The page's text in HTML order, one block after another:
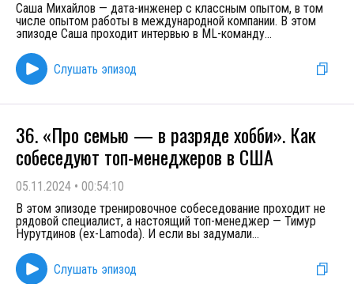
Саша Михайлов — дата-инженер с классным опытом, в том
числе опытом работы в международной компании. В этом
эпизоде Саша проходит интервью в ML-команду...
Слушать эпизод
36. «Про семью — в разряде хобби». Как
собеседуют топ-менеджеров в США
05.11.2024 • 00:54:10
В этом эпизоде тренировочное собеседование проходит не
рядовой специалист, а настоящий топ-менеджер — Тимур
Нурутдинов (ex-Lamoda). И если вы задумали...
Слушать эпизод